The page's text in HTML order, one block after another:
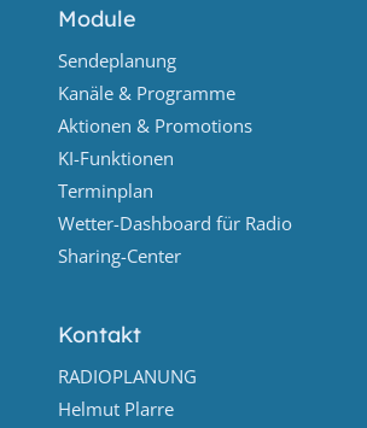
Module
Sendeplanung
Kanäle & Programme
Aktionen & Promotions
KI-Funktionen
Terminplan
Wetter-Dashboard für Radio
Sharing-Center
Kontakt
RADIOPLANUNG
Helmut Plarre